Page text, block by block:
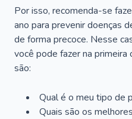
Por isso, recomenda-se
ano para prevenir doenças
de forma precoce. Nesse
você pode fazer na
são:
Qual é o meu tipo de
Quais são os